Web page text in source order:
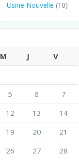
Usine Nouvelle (10)
M J V
5 6 7
12 13 14
19 20 21
26 27 28